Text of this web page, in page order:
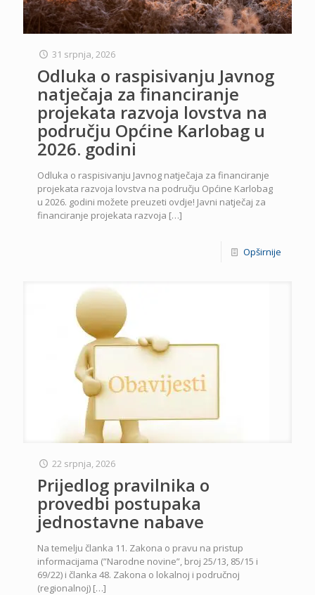
31 srpnja, 2026
Odluka o raspisivanju Javnog
natječaja za financiranje
projekata razvoja lovstva na
području Općine Karlobag u
2026. godini
Odluka o raspisivanju Javnog natječaja za financiranje
projekata razvoja lovstva na području Općine Karlobag
u 2026. godini možete preuzeti ovdje! Javni natječaj za
financiranje projekata razvoja […]
Opširnije
22 srpnja, 2026
Prijedlog pravilnika o
provedbi postupaka
jednostavne nabave
Na temelju članka 11. Zakona o pravu na pristup
informacijama (”Narodne novine”, broj 25/13, 85/15 i
69/22) i članka 48. Zakona o lokalnoj i područnoj
(regionalnoj) […]